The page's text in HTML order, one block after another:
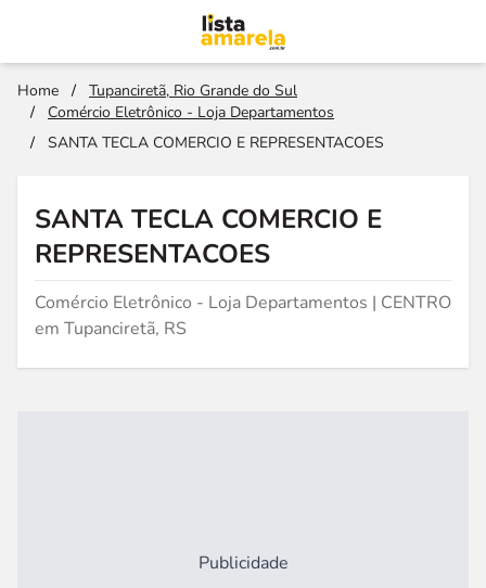
Home /
Tupanciretã, Rio Grande do Sul
/
Comércio Eletrônico - Loja Departamentos
/
SANTA TECLA COMERCIO E REPRESENTACOES
SANTA TECLA COMERCIO E
REPRESENTACOES
Comércio Eletrônico - Loja Departamentos | CENTRO
em Tupanciretã, RS
Publicidade